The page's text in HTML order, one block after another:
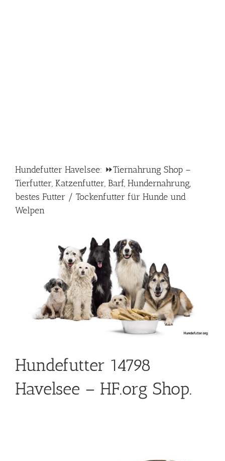
Hundefutter Havelsee: ⏩Tiernahrung Shop –
Tierfutter, Katzenfutter, Barf, Hundernahrung,
bestes Futter / Tockenfutter für Hunde und
Welpen
Hundefutter 14798
Havelsee – HF.org Shop.